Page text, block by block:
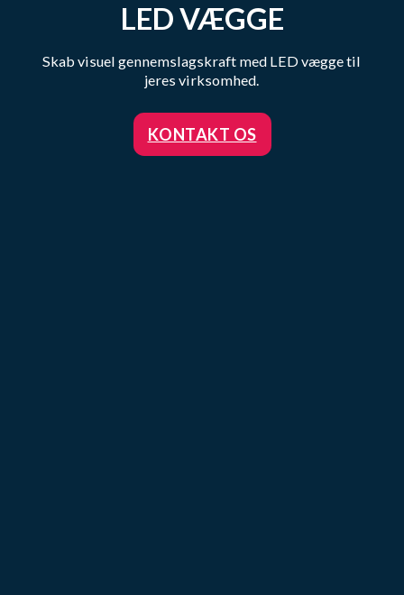
LED VÆGGE
Skab visuel gennemslagskraft med LED vægge til
jeres virksomhed.
KONTAKT OS